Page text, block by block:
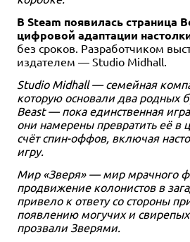
В Steam появилась страница
цифровой адаптации
без сроков. Разработчиком
издателем — Studio Midhall.
Studio Midhall — семейная
которую основали два родных
Beast — пока единственная
они намерены превратить её в
счёт спин-оффов, включая
игру.
Мир «Зверя» — мир мрачного
продвижение колонистов в
привело к ответу со стороны
появлению могучих и
прозвали Зверями.